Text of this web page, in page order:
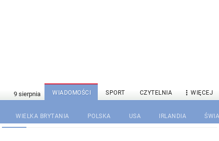
WIADOMOŚCI SPORT CZYTELNIA  WIĘCEJ
WIELKA BRYTANIA POLSKA USA IRLANDIA